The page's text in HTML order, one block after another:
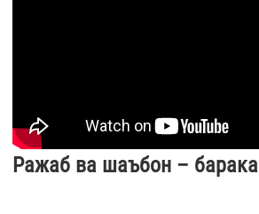
Ражаб ва шаъбон –